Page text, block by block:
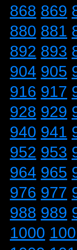
868 869
880 881
892 893
904 905
916 917
928 929
940 941
952 953
964 965
976 977
988 989
1000